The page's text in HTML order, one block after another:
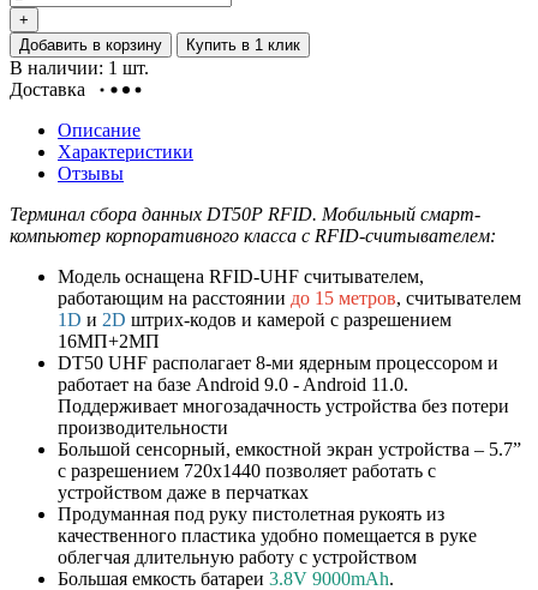
+
Добавить в корзину
Купить в 1 клик
В наличии: 1 шт.
Доставка
Описание
Характеристики
Отзывы
Терминал сбора данных DT50P RFID. Мобильный смарт-
компьютер корпоративного класса с RFID-считывателем:
Модель оснащена RFID-UHF считывателем,
работающим на расстоянии до 15 метров, считывателем
1D и 2D штрих-кодов и камерой с разрешением
16МП+2МП
DT50 UHF располагает 8-ми ядерным процессором и
работает на базе Android 9.0 - Android 11.0.
Поддерживает многозадачность устройства без потери
производительности
Большой сенсорный, емкостной экран устройства – 5.7”
с разрешением 720х1440 позволяет работать с
устройством даже в перчатках
Продуманная под руку пистолетная рукоять из
качественного пластика удобно помещается в руке
облегчая длительную работу с устройством
Большая емкость батареи 3.8V 9000mAh.